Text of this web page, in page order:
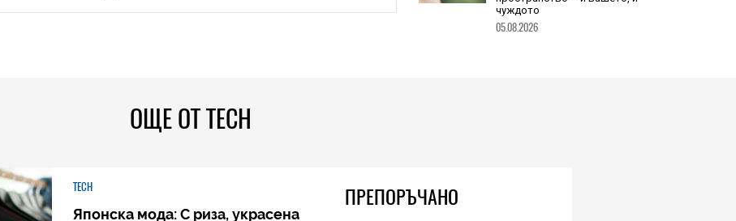
Очилата на DuckDuckGo са
евтини, не се зареждат никога
и не навлизат в личното
ОЩЕ ОТ TECH
TECH
Японска мода: С риза, украсена
ПРЕПОРЪЧАНО